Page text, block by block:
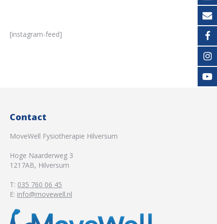
[instagram-feed]
Contact
MoveWell Fysiotherapie Hilversum
Hoge Naarderweg 3
1217AB, Hilversum
T: 035 760 06 45
E: info@movewell.nl